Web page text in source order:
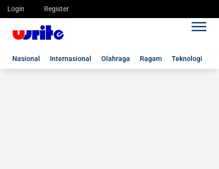
Login Register
Nasional Internasional Olahraga Ragam Teknologi